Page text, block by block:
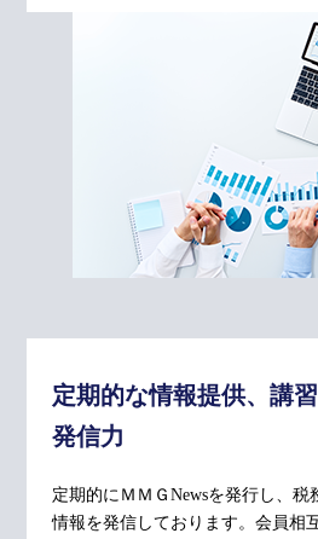
定期的な情報提供、講
発信力
定期的にＭＭＧNewsを発行し、税
情報を発信しております。会員相